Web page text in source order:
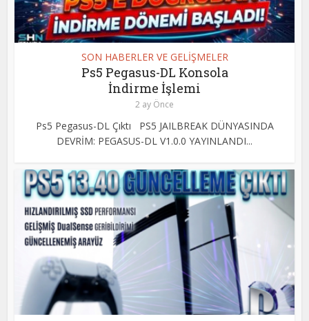
SON HABERLER VE GELİŞMELER
Ps5 Pegasus-DL Konsola
İndirme İşlemi
2 ay Önce
Ps5 Pegasus-DL Çıktı PS5 JAILBREAK DÜNYASINDA
DEVRİM: PEGASUS-DL V1.0.0 YAYINLANDI...